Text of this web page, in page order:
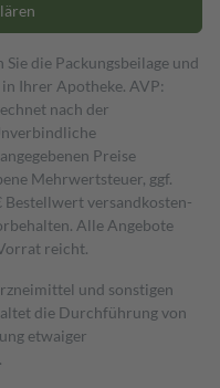
die Packungsbeilage und
Ihrer Apotheke. AVP:
nach der
Preise
Mehrwertsteuer, ggf.
Bestell­wert versand­kosten­
Alle Angebote
reicht.
und sonstigen
die Durchführung von
etwaiger